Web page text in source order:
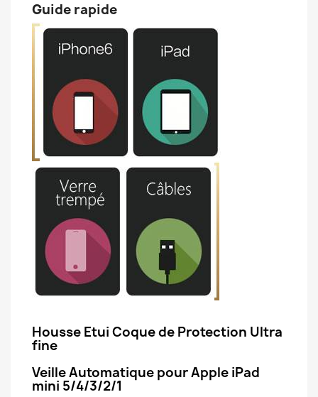
Guide rapide
Housse Etui Coque de Protection Ultra
fine
Veille Automatique pour Apple iPad
mini 5/4/3/2/1